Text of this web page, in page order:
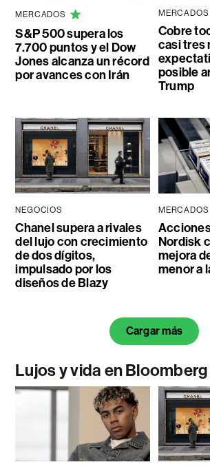
MERCADOS
S&P 500 supera los
7.700 puntos y el Dow
Jones alcanza un récord
por avances con Irán
MERCADOS
Cobre
casi tres
posible
Trump
NEGOCIOS
Chanel supera a rivales
del lujo con crecimiento
de dos dígitos,
impulsado por los
diseños de Blazy
MERCADOS
Nordisk
mejora
menor a
Cargar más
Lujos y vida en